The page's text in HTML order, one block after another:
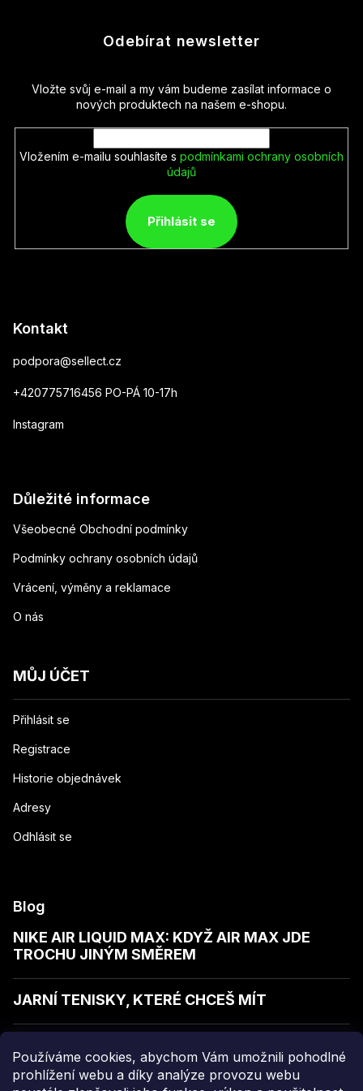
Používáme cookies, abychom Vám umožnili pohodlné
prohlížení webu a díky analýze provozu webu
Odebírat newsletter
Vložte svůj e-mail a my vám budeme zasílat informace o
nových produktech na našem e-shopu.
Vložením e-mailu souhlasíte s podmínkami ochrany osobních
údajů
Přihlásit se
Kontakt
podpora@sellect.cz
+420775716456 PO-PÁ 10-17h
Instagram
Důležité informace
Všeobecné Obchodní podmínky
Podmínky ochrany osobních údajů
Vrácení, výměny a reklamace
O nás
MŮJ ÚČET
Přihlásit se
Registrace
Historie objednávek
Adresy
Odhlásit se
Blog
NIKE AIR LIQUID MAX: KDYŽ AIR MAX JDE
TROCHU JINÝM SMĚREM
JARNÍ TENISKY, KTERÉ CHCEŠ MÍT